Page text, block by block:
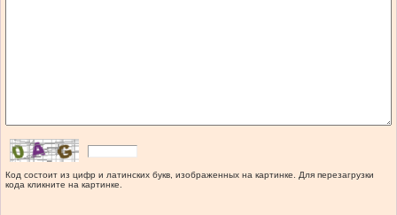
Код состоит из цифр и латинских букв, изображенных на картинке. Для перезагрузки
кода кликните на картинке.